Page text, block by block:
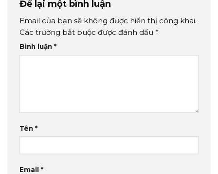
Để lại một bình luận
Email của bạn sẽ không được hiển thị công khai.
Các trường bắt buộc được đánh dấu *
Bình luận *
Tên *
Email *